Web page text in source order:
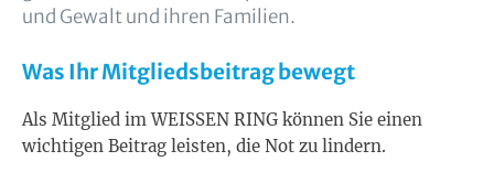
und Gewalt und ihren Familien.
Was Ihr Mitgliedsbeitrag bewegt
Als Mitglied im WEISSEN RING können Sie einen
wichtigen Beitrag leisten, die Not zu lindern.